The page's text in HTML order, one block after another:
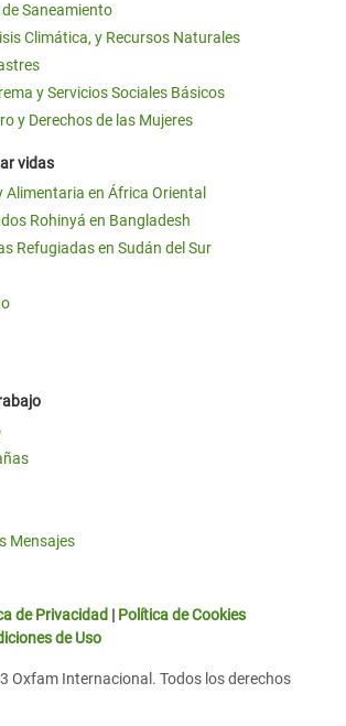
Saneamiento
Climática, y Recursos Naturales
y Servicios Sociales Básicos
y Derechos de las Mujeres
vidas
Alimentaria en África Oriental
Rohinyá en Bangladesh
Refugiadas en Sudán del Sur
Mensajes
de Privacidad | Política de Cookies
de Uso
Oxfam Internacional. Todos los derechos